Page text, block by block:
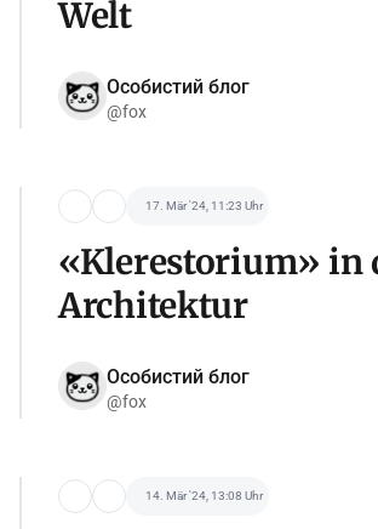
Welt
Особистий блог
@fox
17. Mär '24, 11:23 Uhr
«Klerestorium» in
Architektur
Особистий блог
@fox
14. Mär '24, 13:08 Uhr